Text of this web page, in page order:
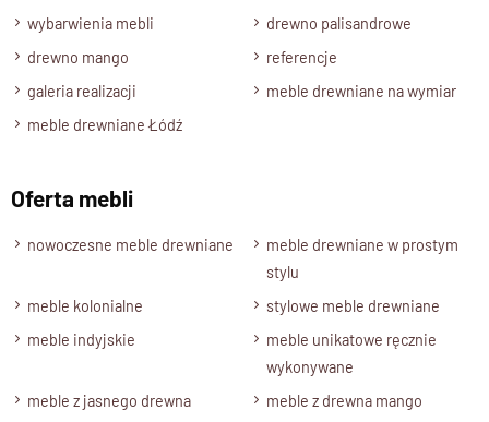
Naturalne drewno, lekkość proporcji i elegancka prostota –
wybarwienia mebli
drewno palisandrowe
drewno mango
referencje
galeria realizacji
meble drewniane na wymiar
meble drewniane Łódź
Oferta mebli
nowoczesne meble drewniane
meble drewniane w prostym
stylu
meble kolonialne
stylowe meble drewniane
meble indyjskie
meble unikatowe ręcznie
wykonywane
meble z jasnego drewna
meble z drewna mango